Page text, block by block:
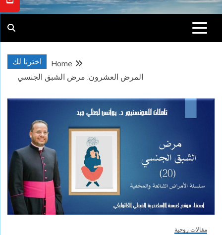
اخترنا لك
Home
المرض العشرون: مرض الشبق الجنسي
مقالات روحية